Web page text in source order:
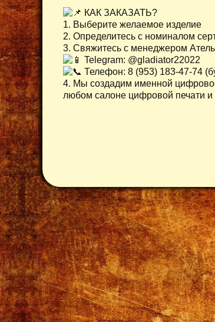
КАК ЗАКАЗАТЬ?
1. Выберите желаемое изделие
2. Определитесь с номиналом
3. Свяжитесь с менеджером
Telegram: @gladiator22022
Телефон: 8 (953) 183-47-74
4. Мы создадим именной
любом салоне цифровой печати и